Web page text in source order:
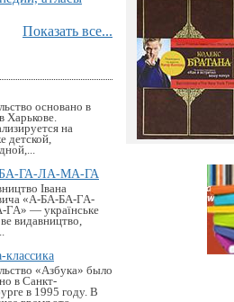
Показать все...
основано в
Харькове.
на
детской,
ГА-ЛА-МА-ГА
Івана
«А-БА-БА-ГА-
— українське
видавництво,
классика
«Азбука» было
в Санкт-
в 1995 году. В